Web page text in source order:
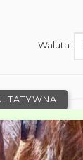
Waluta: